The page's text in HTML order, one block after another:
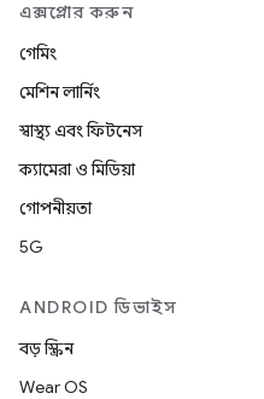
এক্সপ্লোর করুন
গেমিং
মেশিন লার্নিং
স্বাস্থ্য এবং ফিটনেস
ক্যামেরা ও মিডিয়া
গোপনীয়তা
5G
ANDROID ডিভাইস
বড় স্ক্রিন
Wear OS